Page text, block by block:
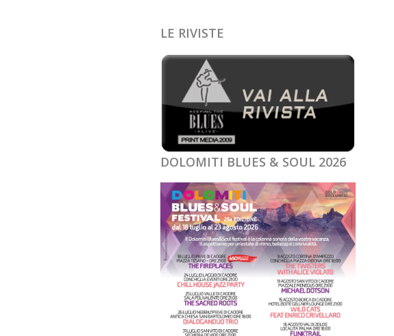
LE RIVISTE
DOLOMITI BLUES & SOUL 2026